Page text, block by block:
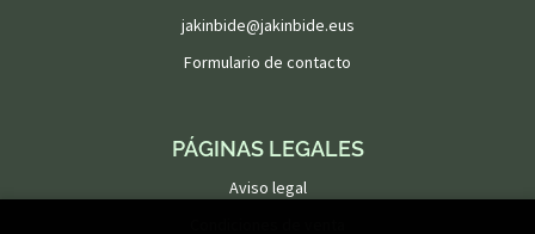
jakinbide@jakinbide.eus
Formulario de contacto
PÁGINAS LEGALES
Aviso legal